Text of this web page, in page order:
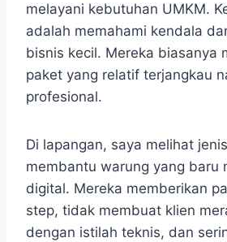
melayani kebutuhan UMKM.
adalah memahami kendala
bisnis kecil. Mereka biasanya
paket yang relatif terjangkau
profesional.
Di lapangan, saya melihat
membantu warung yang baru
digital. Mereka memberikan
step, tidak membuat klien
dengan istilah teknis, dan